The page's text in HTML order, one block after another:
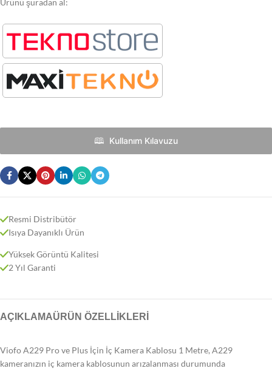
Ürünü şuradan al:
🕮 ‎‎‎ Kullanım Kılavuzu
Resmi Distribütör
Isıya Dayanıklı Ürün
Yüksek Görüntü Kalitesi
2 Yıl Garanti
AÇIKLAMAÜRÜN ÖZELLIKLERI
Viofo A229 Pro ve Plus İçin İç Kamera Kablosu 1 Metre, A229
kameranızın iç kamera kablosunun arızalanması durumunda